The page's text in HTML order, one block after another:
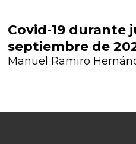
Covid-19 durante
septiembre de
Manuel Ramiro